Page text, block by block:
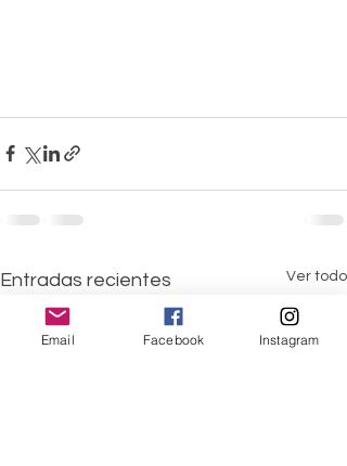
Entradas recientes Ver todo
Email Facebook Instagram